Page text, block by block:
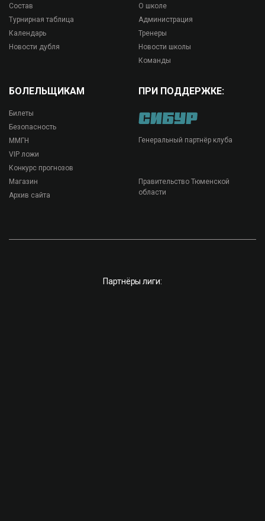
Состав
Турнирная таблица
Календарь
Новости дубля
О школе
Администрация
Тренеры
Новости школы
Команды
БОЛЕЛЬЩИКАМ
Билеты
Безопасность
ММГН
VIP ложи
Конкурс прогнозов
Магазин
Архив сайта
ПРИ ПОДДЕРЖКЕ:
Генеральный партнёр клуба
Правительство Тюменской
области
Партнёры лиги: